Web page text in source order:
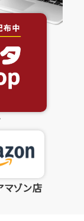
マゾン店